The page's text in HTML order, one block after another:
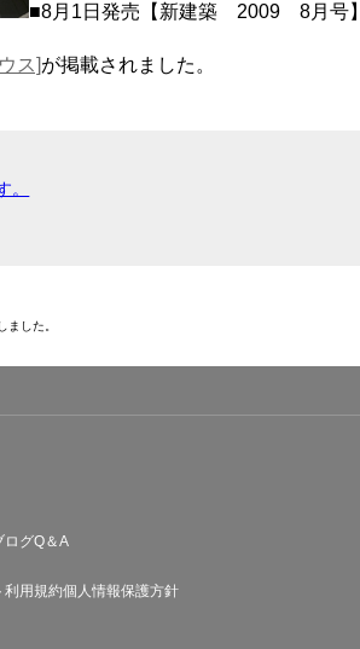
■8月1日発売【新建築 2009 8月号】
ス]が掲載されました。
。
ました。
ログQ＆A
利用規約個人情報保護方針